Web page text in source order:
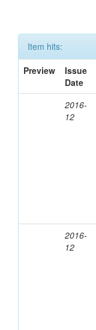
Item hits:
Preview
Issue
Date
2016-
12
2016-
12